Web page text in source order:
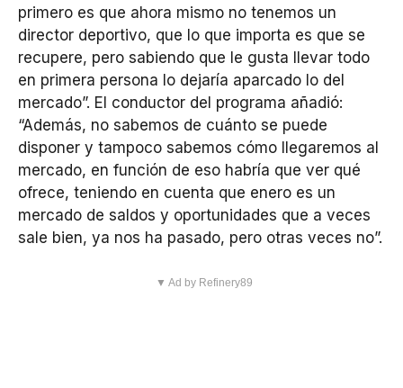
primero es que ahora mismo no tenemos un
director deportivo, que lo que importa es que se
recupere, pero sabiendo que le gusta llevar todo
en primera persona lo dejaría aparcado lo del
mercado”. El conductor del programa añadió:
“Además, no sabemos de cuánto se puede
disponer y tampoco sabemos cómo llegaremos al
mercado, en función de eso habría que ver qué
ofrece, teniendo en cuenta que enero es un
mercado de saldos y oportunidades que a veces
sale bien, ya nos ha pasado, pero otras veces no”.
▼ Ad by Refinery89